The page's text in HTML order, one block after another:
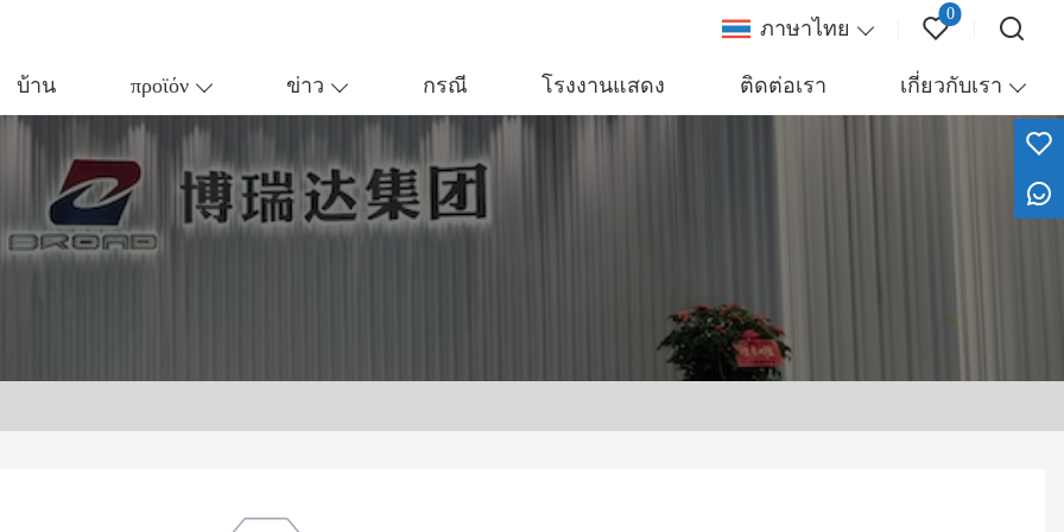
ภาษาไทย
0
บ้าน προϊόν ข่าว กรณี โรงงานแสดง ติดต่อเรา เกี่ยวกับเรา